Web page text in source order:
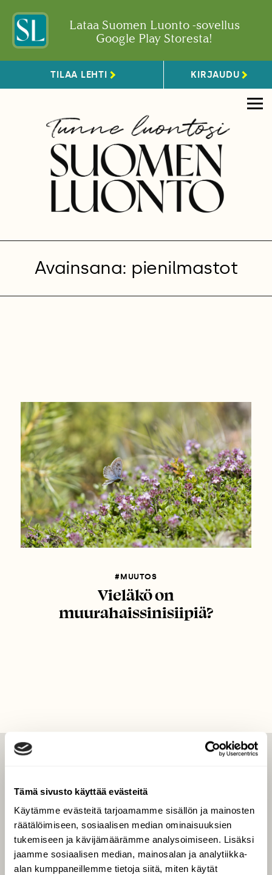
Tämä sivusto käyttää evästeitä
Käytämme evästeitä tarjoamamme sisällön ja mainosten
räätälöimiseen, sosiaalisen median ominaisuuksien
tukemiseen ja kävijämäärämme analysoimiseen. Lisäksi
jaamme sosiaalisen median, mainosalan ja analytiikka-
alan kumppaneillemme tietoja siitä, miten käytät
Lataa Suomen Luonto -sovellus
Google Play Storesta!
TILAA LEHTI KIRJAUDU
Avainsana: pienilmastot
#MUUTOS
Vieläkö on
muurahaissinisiipiä?
Uusin lehti
Tilaa Suomen Luonto
Tilaa digilukuoikeus
Äänestä parasta juttua
Tilaa uutiskirje